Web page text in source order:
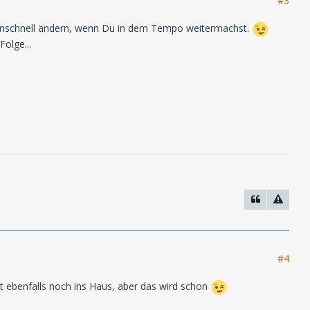
ändern, wenn Du in dem Tempo weitermachst.
#4
noch ins Haus, aber das wird schon